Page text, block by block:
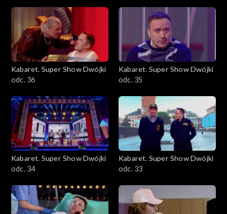
Kabaret. Super Show Dwójki
odc. 36
Kabaret. Super Show Dwójki
odc. 35
Kabaret. Super Show Dwójki
odc. 34
Kabaret. Super Show Dwójki
odc. 33